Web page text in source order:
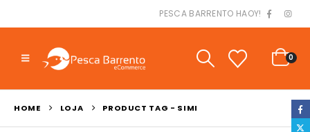
PESCA BARRENTO HAOY!
0
HOME LOJA PRODUCT TAG - SIMI